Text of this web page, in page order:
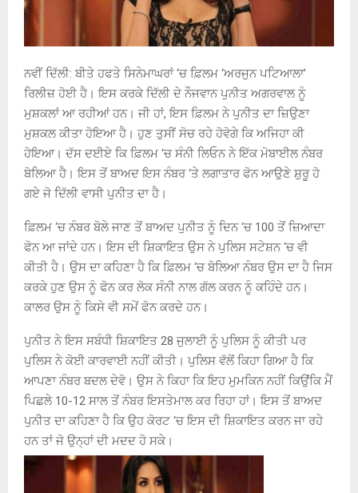
ਨਵੀਂ ਦਿੱਲੀ: ਬੀਤੇ ਹਫਤੇ ਸਿਨੇਮਾਘਰਾਂ ‘ਚ ਫ਼ਿਲਮ ‘ਅਰਜੁਨ ਪਟਿਆਲਾ’
ਰਿਲੀਜ਼ ਹੋਈ ਹੈ। ਇਸ ਕਰਕੇ ਦਿੱਲੀ ਦੇ ਨੌਜਵਾਨ ਪੁਨੀਤ ਅਗਰਵਾਲ ਨੂੰ
ਮੁਸ਼ਕਲਾਂ ਆ ਰਹੀਆਂ ਹਨ। ਜੀ ਹਾਂ,ਇਸ ਫ਼ਿਲਮ ਨੇ ਪੁਨੀਤ ਦਾ ਜ਼ਿਉਣਾ
ਮੁਸ਼ਕਲ ਕੀਤਾ ਹੋਇਆ ਹੈ। ਹੁਣ ਤੁਸੀਂ ਸੋਚ ਰਹੇ ਹੋਵੋਗੇ ਕਿ ਅਜਿਹਾ ਕੀ
ਹੋਇਆ। ਦੱਸ ਦਈਏ ਕਿ ਫ਼ਿਲਮ ‘ਚ ਸੰਨੀ ਲਿਓਨ ਨੇ ਇੱਕ ਮੋਬਾਈਲ ਨੰਬਰ
ਬੋਲਿਆ ਹੈ। ਇਸ ਤੋਂ ਬਾਅਦ ਇਸ ਨੰਬਰ ‘ਤੇ ਲਗਾਤਾਰ ਫੋਨ ਆਉਣੇ ਸ਼ੁਰੂ ਹੋ
ਗਏ ਜੋ ਦਿੱਲੀ ਵਾਸੀ ਪੁਨੀਤ ਦਾ ਹੈ।
ਫ਼ਿਲਮ ‘ਚ ਨੰਬਰ ਬੋਲੇ ਜਾਣ ਤੋਂ ਬਾਅਦ ਪੁਨੀਤ ਨੂੰ ਦਿਨ ‘ਚ 100 ਤੋਂ ਜ਼ਿਆਦਾ
ਫੋਨ ਆ ਜਾਂਦੇ ਹਨ। ਇਸ ਦੀ ਸ਼ਿਕਾਇਤ ਉਸ ਨੇ ਪੁਲਿਸ ਸਟੇਸ਼ਨ ‘ਚ ਵੀ
ਕੀਤੀ ਹੈ। ਉਸ ਦਾ ਕਹਿਣਾ ਹੈ ਕਿ ਫ਼ਿਲਮ ‘ਚ ਬੋਲਿਆ ਨੰਬਰ ਉਸ ਦਾ ਹੈ ਜਿਸ
ਕਰਕੇ ਹੁਣ ਉਸ ਨੂੰ ਫੋਨ ਕਰ ਲੋਕ ਸੰਨੀ ਨਾਲ ਗੱਲ ਕਰਨ ਨੂੰ ਕਹਿੰਦੇ ਹਨ।
ਕਾਲਰ ਉਸ ਨੂੰ ਕਿਸੇ ਵੀ ਸਮੇਂ ਫੋਨ ਕਰਦੇ ਹਨ।
ਪੁਨੀਤ ਨੇ ਇਸ ਸਬੰਧੀ ਸ਼ਿਕਾਇਤ 28 ਜੁਲਾਈ ਨੂੰ ਪੁਲਿਸ ਨੂੰ ਕੀਤੀ ਪਰ
ਪੁਲਿਸ ਨੇ ਕੋਈ ਕਾਰਵਾਈ ਨਹੀਂ ਕੀਤੀ। ਪੁਲਿਸ ਵੱਲੋਂ ਕਿਹਾ ਗਿਆ ਹੈ ਕਿ
ਆਪਣਾ ਨੰਬਰ ਬਦਲ ਦੇਵੋ। ਉਸ ਨੇ ਕਿਹਾ ਕਿ ਇਹ ਮੁਮਕਿਨ ਨਹੀਂ ਕਿਉਂਕਿ ਮੈਂ
ਪਿਛਲੇ 10-12 ਸਾਲ ਤੋਂ ਨੰਬਰ ਇਸਤੇਮਾਲ ਕਰ ਰਿਹਾ ਹਾਂ। ਇਸ ਤੋਂ ਬਾਅਦ
ਪੁਨੀਤ ਦਾ ਕਹਿਣਾ ਹੈ ਕਿ ਉਹ ਕੋਰਟ ‘ਚ ਇਸ ਦੀ ਸ਼ਿਕਾਇਤ ਕਰਨ ਜਾ ਰਹੇ
ਹਨ ਤਾਂ ਜੋ ਉਨ੍ਹਾਂ ਦੀ ਮਦਦ ਹੋ ਸਕੇ।